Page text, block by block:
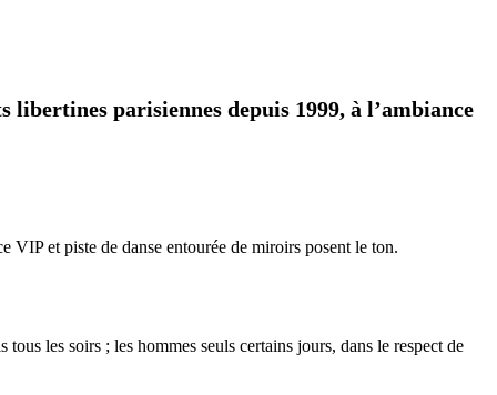
parisiennes depuis 1999, à l’ambiance
VIP et piste de danse entourée de miroirs posent le ton.
les soirs ; les hommes seuls certains jours, dans le respect de